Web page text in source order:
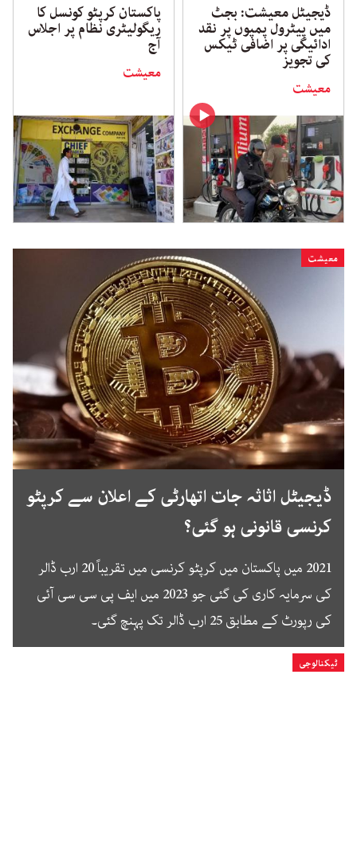
ڈیجیٹل معیشت: بجٹ
میں پیٹرول پمپوں پر نقد
ادائیگی پر اضافی ٹیکس
کی تجویز
معیشت
پاکستان کرپٹو کونسل کا
ریگولیٹری نظام پر اجلاس
آج
معیشت
معیشت
ڈیجیٹل اثاثہ جات اتھارٹی کے اعلان سے کرپٹو
کرنسی قانونی ہو گئی؟
2021 میں پاکستان میں کرپٹو کرنسی میں تقریباً 20 ارب ڈالر
کی سرمایہ کاری کی گئی جو 2023 میں ایف پی سی سی آئی
کی رپورٹ کے مطابق 25 ارب ڈالر تک پہنچ گئی۔
ٹیکنالوجی